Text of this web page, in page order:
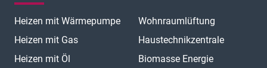
Heizen mit Wärmepumpe
Heizen mit Gas
Heizen mit Öl
Wohnraumlüftung
Haustechnikzentrale
Biomasse Energie